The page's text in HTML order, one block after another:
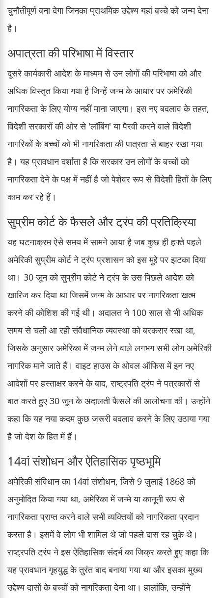
चुनौतीपूर्ण बना देगा जिनका प्राथमिक उद्देश्य यहां बच्चे को जन्म देना
है।
अपात्रता की परिभाषा में विस्तार
दूसरे कार्यकारी आदेश के माध्यम से उन लोगों की परिभाषा को और
अधिक विस्तृत किया गया है जिन्हें जन्म के आधार पर अमेरिकी
नागरिकता के लिए योग्य नहीं माना जाएगा। इस नए बदलाव के तहत,
विदेशी सरकारों की ओर से 'लॉबिंग' या पैरवी करने वाले विदेशी
नागरिकों के बच्चों को भी नागरिकता की पात्रता से बाहर रखा गया
है। यह प्रावधान दर्शाता है कि सरकार उन लोगों के बच्चों को
नागरिकता देने के पक्ष में नहीं है जो पेशेवर रूप से विदेशी हितों के लिए
काम कर रहे हैं।
सुप्रीम कोर्ट के फैसले और ट्रंप की प्रतिक्रिया
यह घटनाक्रम ऐसे समय में सामने आया है जब कुछ ही हफ्ते पहले
अमेरिकी सुप्रीम कोर्ट ने ट्रंप प्रशासन को इस मुद्दे पर झटका दिया
था। 30 जून को सुप्रीम कोर्ट ने ट्रंप के उस पिछले आदेश को
खारिज कर दिया था जिसमें जन्म के आधार पर नागरिकता खत्म
करने की कोशिश की गई थी। अदालत ने 100 साल से भी अधिक
समय से चली आ रही संवैधानिक व्यवस्था को बरकरार रखा था,
जिसके अनुसार अमेरिका में जन्म लेने वाले लगभग सभी लोग अमेरिकी
नागरिक माने जाते हैं। वाइट हाउस के ओवल ऑफिस में इन नए
आदेशों पर हस्ताक्षर करने के बाद, राष्ट्रपति ट्रंप ने पत्रकारों से
बात करते हुए 30 जून के अदालती फैसले की आलोचना की। उन्होंने
कहा कि यह नया कदम कुछ जरूरी बदलाव करने के लिए उठाया गया
है जो देश के हित में हैं।
14वां संशोधन और ऐतिहासिक पृष्ठभूमि
अमेरिकी संविधान का 14वां संशोधन, जिसे 9 जुलाई 1868 को
अनुमोदित किया गया था, अमेरिका में जन्मे या कानूनी रूप से
नागरिकता प्राप्त करने वाले सभी व्यक्तियों को नागरिकता प्रदान
करता है। इसमें वे लोग भी शामिल थे जो पहले दास रह चुके थे।
राष्ट्रपति ट्रंप ने इस ऐतिहासिक संदर्भ का जिक्र करते हुए कहा कि
यह प्रावधान गृहयुद्ध के तुरंत बाद बनाया गया था और इसका मुख्य
उद्देश्य दासों के बच्चों को नागरिकता देना था। हालांकि, उन्होंने